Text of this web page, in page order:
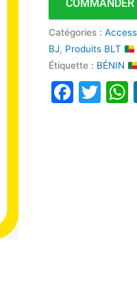
Catégories :
BJ, Produits BLT
Étiquette : BÉNIN